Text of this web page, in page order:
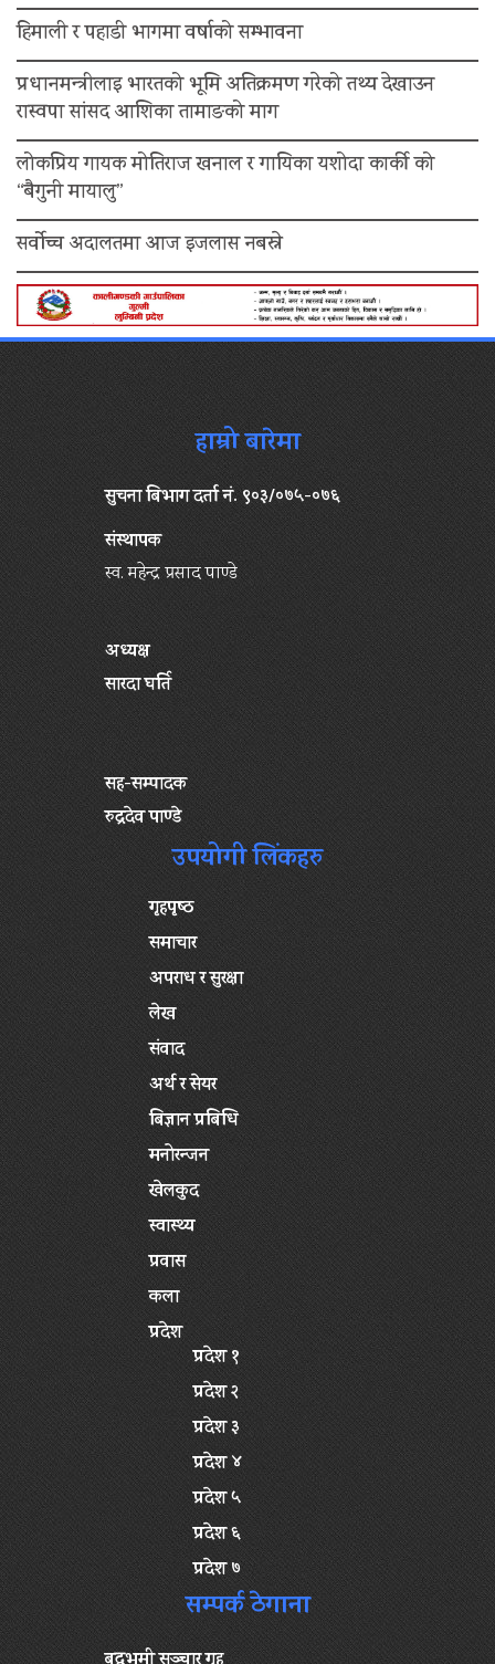
हिमाली र पहाडी भागमा वर्षाको सम्भावना
प्रधानमन्त्रीलाइ भारतको भूमि अतिक्रमण गरेको तथ्य देखाउन
रास्वपा सांसद आशिका तामाङको माग
लोकप्रिय गायक मोतिराज खनाल र गायिका यशोदा कार्की को
“बैगुनी मायालु”
सर्वोच्च अदालतमा आज इजलास नबस्ने
हाम्रो बारेमा
सुचना बिभाग दर्ता नं. ९०३/०७५-०७६
संस्थापक
स्व. महेन्द्र प्रसाद पाण्डे
अध्यक्ष
सारदा घर्ति
सह-सम्पादक
रुद्रदेव पाण्डे
उपयोगी लिंकहरु
गृहपृष्‍ठ
समाचार
अपराध र सुरक्षा
लेख
संवाद
अर्थ र सेयर
बिज्ञान प्रबिधि
मनोरन्जन
खेलकुद
स्वास्थ्य
प्रवास
कला
प्रदेश
प्रदेश १
प्रदेश २
प्रदेश ३
प्रदेश ४
प्रदेश ५
प्रदेश ६
प्रदेश ७
सम्पर्क ठेगाना